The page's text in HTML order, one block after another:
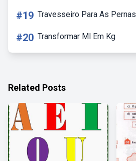
#19 Travesseiro Para As Pernas
#20 Transformar Ml Em Kg
Related Posts